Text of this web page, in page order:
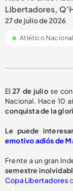
Libertadores,
27 de julio de 2026
Atlético Nacional
El27 de juliose
Nacional. Hace 10
conquista de la
Le puede
emotivo adiós de
Frente a un gran
semestre
Copa Libertadores